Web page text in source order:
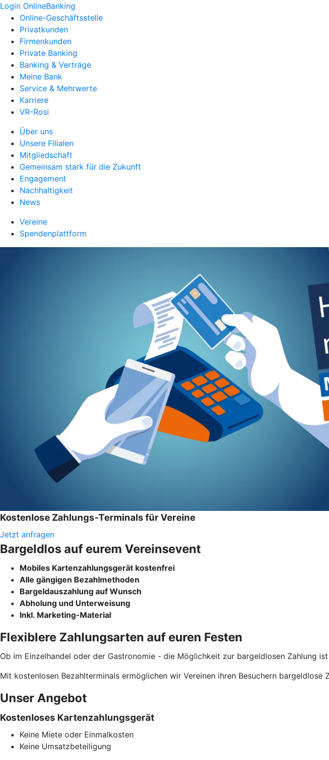
Login OnlineBanking
Online-Geschäftsstelle
Privatkunden
Firmenkunden
Private Banking
Banking & Verträge
Meine Bank
Service & Mehrwerte
Karriere
VR-Rosi
Über uns
Unsere Filialen
Mitgliedschaft
Gemeinsam stark für die Zukunft
Engagement
Nachhaltigkeit
News
Vereine
Spendenplattform
Kostenlose Zahlungs-Terminals für Vereine
Jetzt anfragen
Bargeldlos auf eurem Vereinsevent
Mobiles Kartenzahlungsgerät kostenfrei
Alle gängigen Bezahlmethoden
Bargeldauszahlung auf Wunsch
Abholung und Unterweisung
Inkl. Marketing-Material
Flexiblere Zahlungsarten auf euren Festen
Ob im Einzelhandel oder der Gastronomie - die Möglichkeit zur bargeldlosen Zahlung
Mit kostenlosen Bezahlterminals ermöglichen wir Vereinen ihren Besuchern
Unser Angebot
Kostenloses Kartenzahlungsgerät
Keine Miete oder Einmalkosten
Keine Umsatzbeteiligung